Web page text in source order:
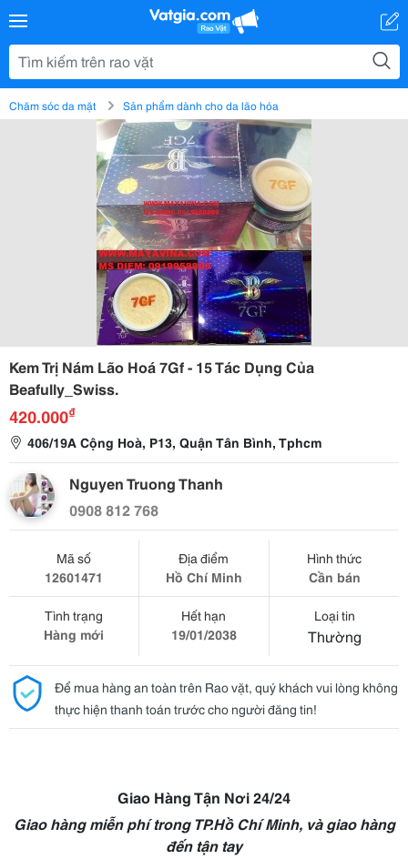
Chăm sóc da mặt Sản phẩm dành cho da lão hóa
Kem Trị Nám Lão Hoá 7Gf - 15 Tác Dụng Của
Beafully_Swiss.
420.000₫
406/19A Cộng Hoà, P13, Quận Tân Bình, Tphcm
Nguyen Truong Thanh
0908 812 768
Mã số
12601471
Địa điểm
Hồ Chí Minh
Hình thức
Cần bán
Tình trạng
Hàng mới
Hết hạn
19/01/2038
Loại tin
Thường
Để mua hàng an toàn trên Rao vặt, quý khách vui lòng không
thực hiện thanh toán trước cho người đăng tin!
Giao Hàng Tận Nơi 24/24
Giao hàng miễn phí trong TP.Hồ Chí Minh, và giao hàng
đến tận tay